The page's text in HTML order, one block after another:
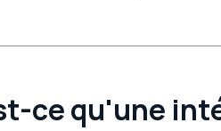
ce qu'une